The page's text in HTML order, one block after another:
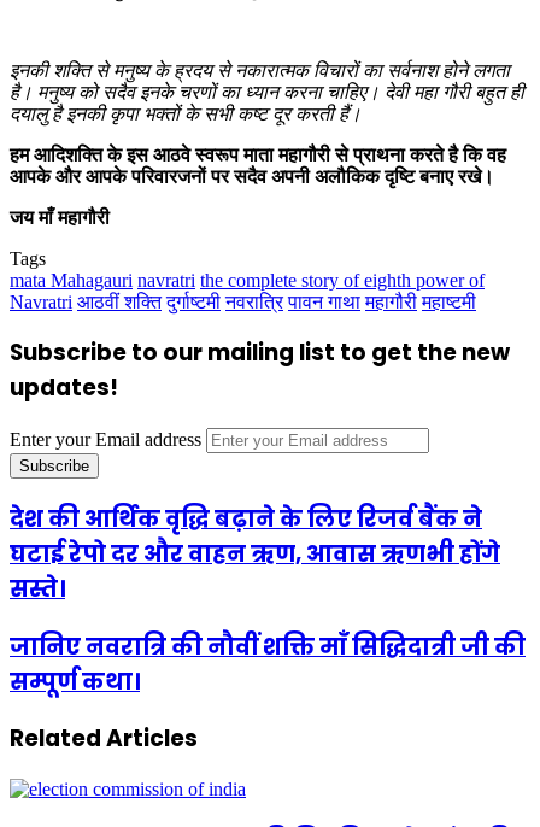
इनकी शक्ति से मनुष्य के ह्रदय से नकारात्मक विचारों का सर्वनाश होने लगता
है। मनुष्य को सदैव इनके चरणों का ध्यान करना चाहिए। देवी महा गौरी बहुत ही
दयालु है इनकी कृपा भक्तों के सभी कष्ट दूर करती हैं।
हम आदिशक्ति के इस आठवे स्वरूप माता महागौरी से प्राथना करते है कि वह
आपके और आपके परिवारजनों पर सदैव अपनी अलौकिक दृष्टि बनाए रखे।
जय माँ महागौरी
Tags
mata Mahagauri navratri the complete story of eighth power of
Navratri आठवीं शक्ति दुर्गाष्टमी नवरात्रि पावन गाथा महागौरी महाष्टमी
Subscribe to our mailing list to get the new
updates!
Enter your Email address
देश की आर्थिक वृद्धि बढ़ाने के लिए रिजर्व बैंक ने
घटाई रेपो दर और वाहन ऋण, आवास ऋणभी होंगे
सस्ते।
जानिए नवरात्रि की नौवीं शक्ति माँ सिद्धिदात्री जी की
सम्पूर्ण कथा।
Related Articles